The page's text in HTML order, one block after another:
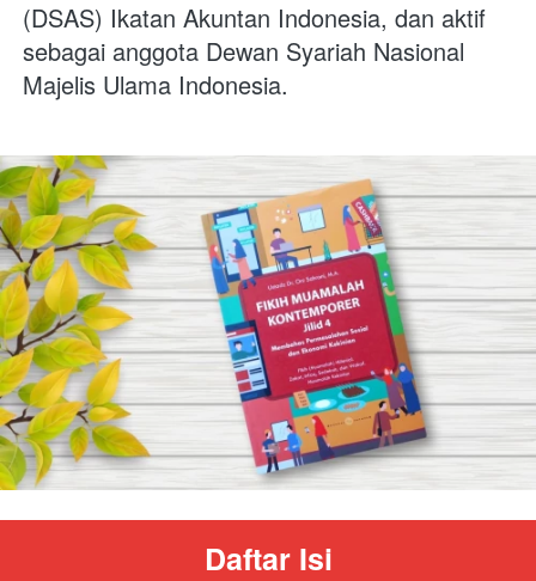
(DSAS) Ikatan Akuntan Indonesia, dan aktif
sebagai anggota Dewan Syariah Nasional
Majelis Ulama Indonesia.
Daftar Isi